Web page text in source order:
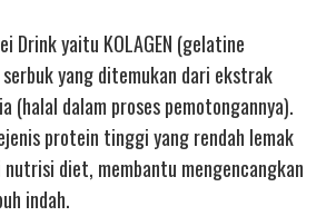
Drink yaitu KOLAGEN (gelatine
yang ditemukan dari ekstrak
(halal dalam proses pemotongannya).
protein tinggi yang rendah lemak
diet, membantu mengencangkan
indah.